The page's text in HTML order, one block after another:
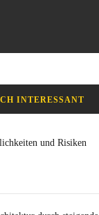
INTERESSANT
und Risiken